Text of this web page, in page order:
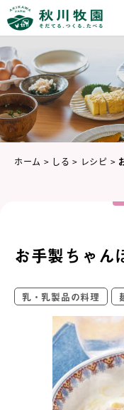
ホーム > しる > レシピ >
お手製ちゃん
乳・乳製品の料理